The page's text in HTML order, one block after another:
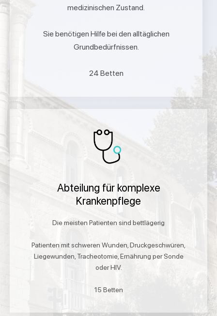
medizinischen Zustand.
Sie benötigen Hilfe bei den alltäglichen
Grundbedürfnissen.
24 Betten
Abteilung für komplexe
Krankenpflege
Die meisten Patienten sind bettlägerig
Patienten mit schweren Wunden, Druckgeschwüren,
Liegewunden, Tracheotomie, Ernährung per Sonde
oder HIV.
15 Betten